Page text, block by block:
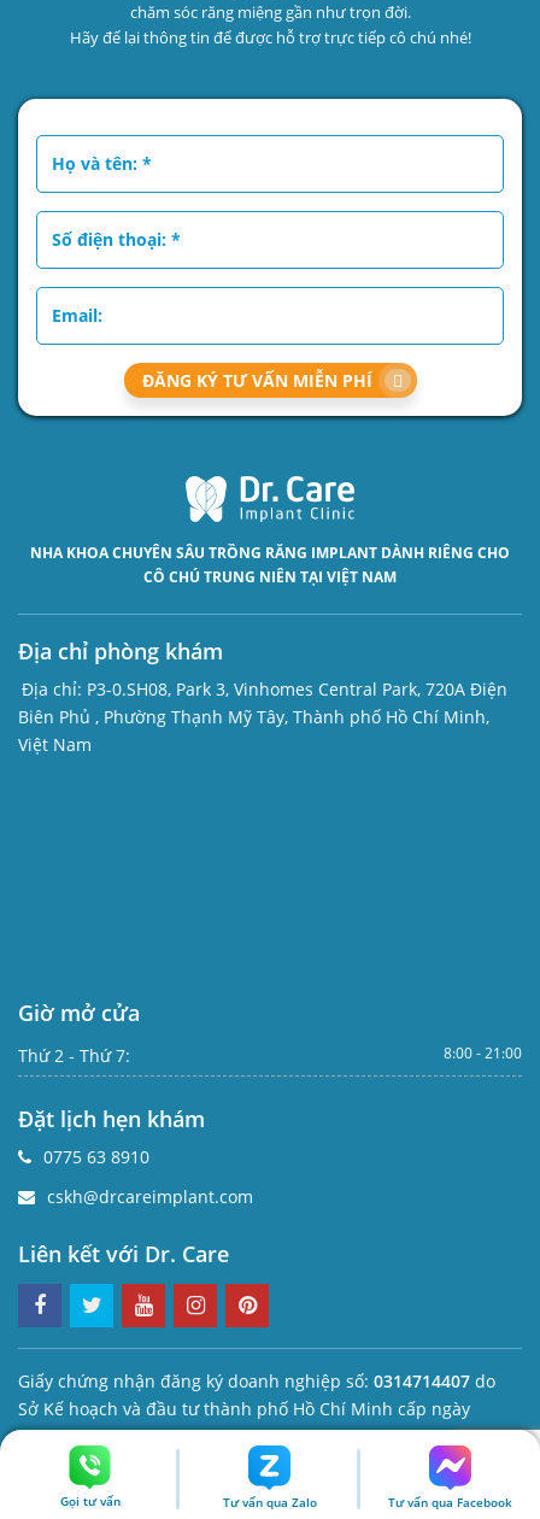
chăm sóc răng miệng gần như trọn đời.
Hãy để lại thông tin để được hỗ trợ trực tiếp cô chú nhé!
ĐĂNG KÝ TƯ VẤN MIỄN PHÍ
NHA KHOA CHUYÊN SÂU TRỒNG RĂNG IMPLANT DÀNH RIÊNG CHO
CÔ CHÚ TRUNG NIÊN TẠI VIỆT NAM
Địa chỉ phòng khám
Địa chỉ: P3-0.SH08, Park 3, Vinhomes Central Park, 720A Điện
Biên Phủ , Phường Thạnh Mỹ Tây, Thành phố Hồ Chí Minh,
Việt Nam
Giờ mở cửa
Thứ 2 - Thứ 7: 8:00 - 21:00
Đặt lịch hẹn khám
0775 63 8910
cskh@drcareimplant.com
Liên kết với Dr. Care
Giấy chứng nhận đăng ký doanh nghiệp số: 0314714407 do
Sở Kế hoạch và đầu tư thành phố Hồ Chí Minh cấp ngày
03/11/2017
Giấy phép hoạt động khám bệnh, chữa bệnh số:
05791/HCM-
GPHĐdo Sở Y tế thành phố Hồ Chí Minh cấp ngày27/4/2018
Gọi tư vấn Tư vấn qua Zalo Tư vấn qua Facebook